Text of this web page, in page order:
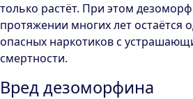
только растёт. При этом
протяжении многих лет остаётся
опасных наркотиков с
смертности.
Вред дезоморфина